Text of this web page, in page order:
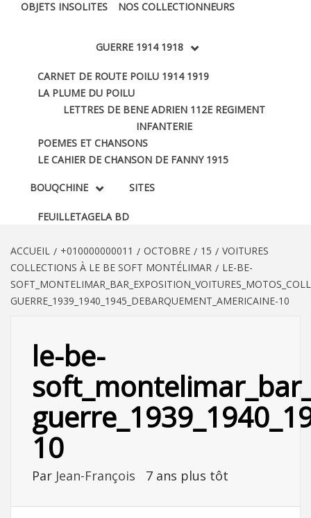
OBJETS INSOLITES NOS COLLECTIONNEURS
GUERRE 1914 1918
CARNET DE ROUTE POILU 1914 1919
LA PLUME DU POILU
LETTRES DE BENE ADRIEN 112E REGIMENT
INFANTERIE
POEMES ET CHANSONS
LE CAHIER DE CHANSON DE FANNY 1915
BOUQCHINE
FEUILLETAGELA BD
SITES
ACCUEIL +010000000011 OCTOBRE 15
VOITURES
COLLECTIONS À LE BE SOFT MONTÉLIMAR
LE-BE-
GUERRE_1939_1940_1945_DEBARQUEMENT_AMERICAINE-10
le-be-
10
Par Jean-François 7 ans plus tôt